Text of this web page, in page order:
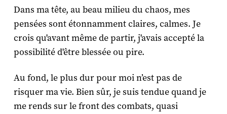
Dans ma tête, au beau milieu du chaos, mes
pensées sont étonnamment claires, calmes. Je
crois qu'avant même de partir, j'avais accepté la
possibilité d'être blessée ou pire.
Au fond, le plus dur pour moi n’est pas de
risquer ma vie. Bien sûr, je suis tendue quand je
me rends sur le front des combats, quasi